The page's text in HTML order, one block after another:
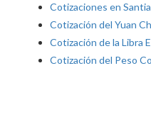
Cotizaciones en
Cotización del Yuan
Cotización de la Libra
Cotización del Peso